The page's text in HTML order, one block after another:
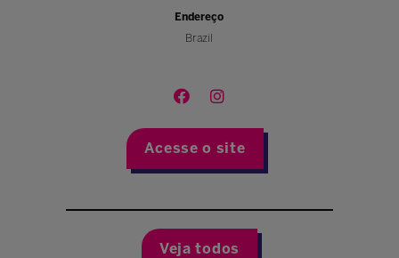
Endereço
Brazil
Acesse o site
Veja todos